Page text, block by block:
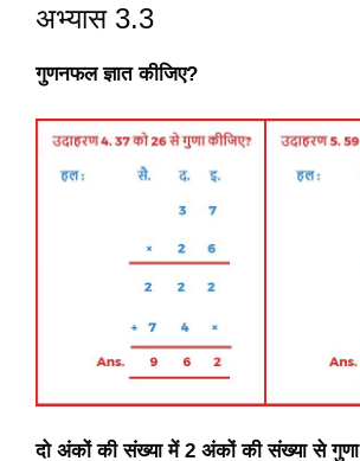
अभ्यास 3.3
गुणनफल ज्ञात कीजिए?
दो अंकों की संख्या में 2 अंकों की संख्या से गुणा